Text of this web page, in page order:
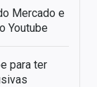
Mercado e
Youtube
para ter